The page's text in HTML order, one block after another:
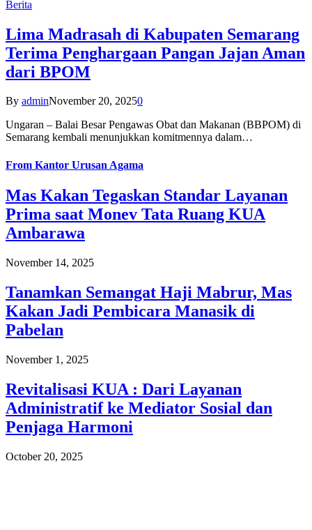
Berita
Lima Madrasah di Kabupaten Semarang
Terima Penghargaan Pangan Jajan Aman
dari BPOM
By adminNovember 20, 20250
Ungaran – Balai Besar Pengawas Obat dan Makanan (BBPOM) di
Semarang kembali menunjukkan komitmennya dalam…
From Kantor Urusan Agama
Mas Kakan Tegaskan Standar Layanan
Prima saat Monev Tata Ruang KUA
Ambarawa
November 14, 2025
Tanamkan Semangat Haji Mabrur, Mas
Kakan Jadi Pembicara Manasik di
Pabelan
November 1, 2025
Revitalisasi KUA : Dari Layanan
Administratif ke Mediator Sosial dan
Penjaga Harmoni
October 20, 2025